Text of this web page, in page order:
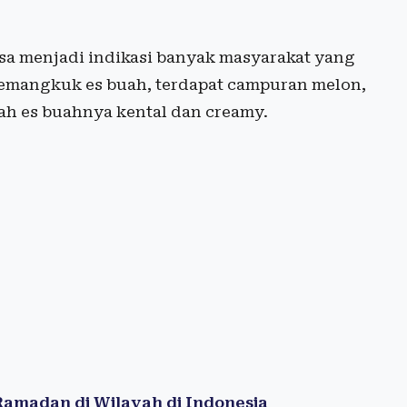
menjadi indikasi banyak masyarakat yang
es buah, terdapat campuran melon,
es buahnya kental dan creamy.
di Wilayah di Indonesia